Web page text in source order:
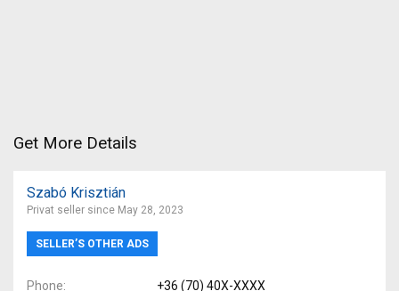
Get More Details
Szabó Krisztián
Privat seller since May 28, 2023
SELLER’S OTHER ADS
Phone
+36 (70) 40X-XXXX